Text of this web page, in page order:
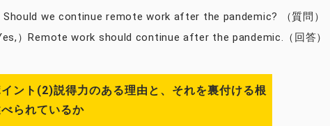
Should we continue remote work after the pandemic? （質問）
）Remote work should continue after the pandemic.（回答）
イント(2)説得力のある理由と、それを裏付ける根
られているか